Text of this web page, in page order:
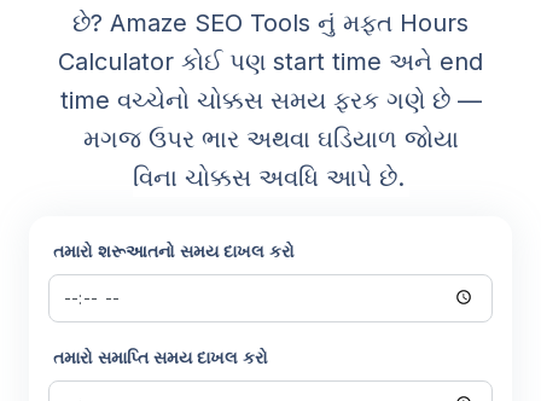
છે? Amaze SEO Tools નું મફત Hours
Calculator કોઈ પણ start time અને end
time વચ્ચેનો ચોક્કસ સમય ફરક ગણે છે —
મગજ ઉપર ભાર અથવા ઘડિયાળ જોયા
વિના ચોક્કસ અવધિ આપે છે.
તમારો શરૂઆતનો સમય દાખલ કરો
તમારો સમાપ્તિ સમય દાખલ કરો